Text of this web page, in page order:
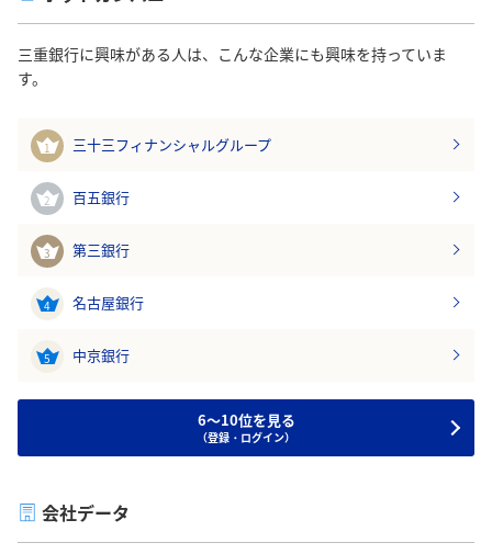
三重銀行に興味がある人は、こんな企業にも興味を持っていま
す。
1 三十三フィナンシャルグループ
2 百五銀行
3 第三銀行
4 名古屋銀行
5 中京銀行
6～10位を見る
（登録・ログイン）
会社データ